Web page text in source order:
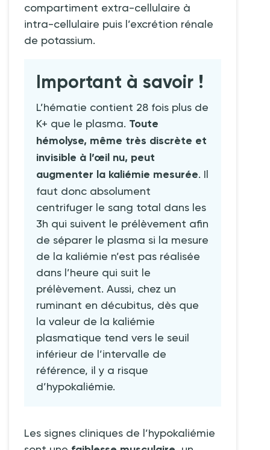
compartiment extra-cellulaire à
intra-cellulaire puis l’excrétion rénale
de potassium.
Important à savoir !
L’hématie contient 28 fois plus de
K+ que le plasma. Toute
hémolyse, même très discrète et
invisible à l’œil nu, peut
augmenter la kaliémie mesurée. Il
faut donc absolument
centrifuger le sang total dans les
3h qui suivent le prélèvement afin
de séparer le plasma si la mesure
de la kaliémie n’est pas réalisée
dans l’heure qui suit le
prélèvement. Aussi, chez un
ruminant en décubitus, dès que
la valeur de la kaliémie
plasmatique tend vers le seuil
inférieur de l’intervalle de
référence, il y a risque
d’hypokaliémie.
Les signes cliniques de l’hypokaliémie